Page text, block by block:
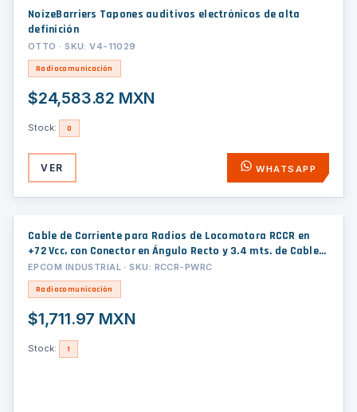
NoizeBarriers Tapones auditivos electrónicos de alta
definición
OTTO · SKU: V4-11029
Radiocomunicación
$24,583.82 MXN
Stock: 0
VER WHATSAPP
Cable de Corriente para Radios de Locomotora RCCR en
+72 Vcc, con Conector en Ángulo Recto y 3.4 mts. de Cables
Rojo y Negro en AWG 16.
EPCOM INDUSTRIAL · SKU: RCCR-PWRC
Radiocomunicación
$1,711.97 MXN
Stock: 1